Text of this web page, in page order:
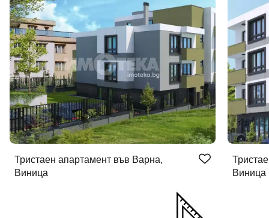
Тристаен апартамент във Варна,
Виница
Виница